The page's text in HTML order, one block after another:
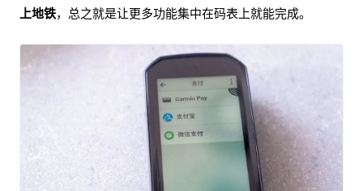
上地铁，总之就是让更多功能集中在码表上就能完成。